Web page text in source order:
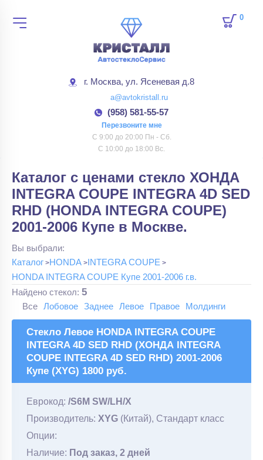
г. Москва, ул. Ясеневая д.8
a@avtokristall.ru
(958) 581-55-57
Перезвоните мне
С 9:00 до 20:00 Пн - Сб.
С 10:00 до 18:00 Вс.
0
Каталог с ценами стекло ХОНДА
INTEGRA COUPE INTEGRA 4D SED
RHD (HONDA INTEGRA COUPE)
2001-2006 Купе в Москве.
Вы выбрали:
Каталог
HONDA
INTEGRA COUPE
HONDA INTEGRA COUPE Купе 2001-2006 г.в.
Найдено стекол: 5
Все Лобовое Заднее Левое Правое Молдинги
Стекло Левое HONDA INTEGRA COUPE
INTEGRA 4D SED RHD (ХОНДА INTEGRA
COUPE INTEGRA 4D SED RHD) 2001-2006
Купе (XYG) 1800 руб.
Еврокод: /S6M SW/LH/X
Производитель: XYG (Китай), Стандарт класс
Опции:
Наличие: Под заказ, 2 дней